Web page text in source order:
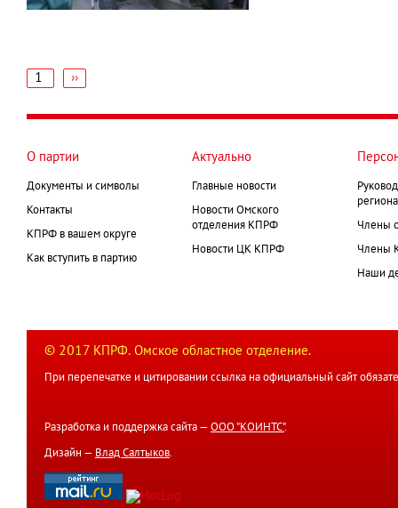
страниц
1
Следующая
››
О партии
Документы и символы
Контакты
КПРФ в вашем округе
Как вступить в партию
Актуально
Главные новости
Новости Омского
отделения КПРФ
Новости ЦК КПРФ
Члены
Члены
Наши
© 2017 КПРФ. Омское областное отделение.
При перепечатке и цитировании ссылка на официальный сайт
Разработка и поддержка сайта — ООО "КОИНТС".
Дизайн — Влад Салтыков.